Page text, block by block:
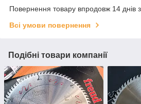
Повернення товару впродовж 14 днів
Всі умови повернення
Подібні товари компанії